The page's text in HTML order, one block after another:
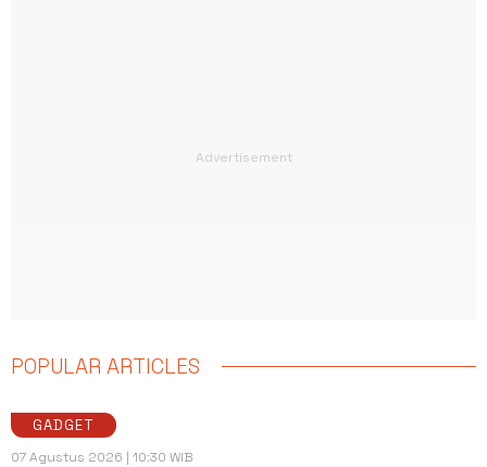
POPULAR ARTICLES
GADGET
07 Agustus 2026 | 10:30 WIB